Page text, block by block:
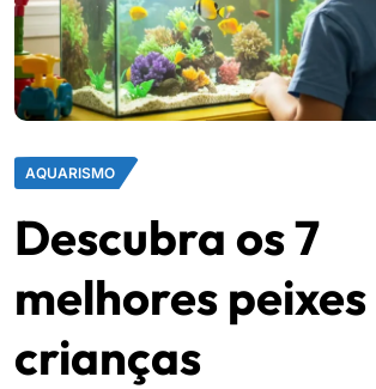
AQUARISMO
Descubra os 7
melhores
crianças